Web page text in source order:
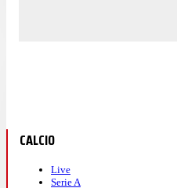
CALCIO
Live
Serie A